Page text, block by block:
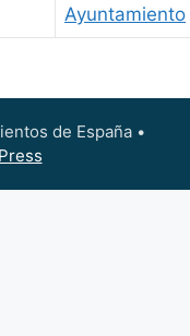
Ayuntamiento
de España•